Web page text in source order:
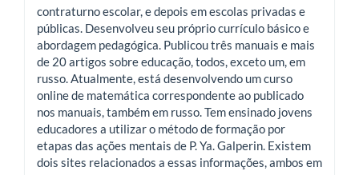
contraturno escolar, e depois em escolas privadas e
públicas. Desenvolveu seu próprio currículo básico e
abordagem pedagógica. Publicou três manuais e mais
de 20 artigos sobre educação, todos, exceto um, em
russo. Atualmente, está desenvolvendo um curso
online de matemática correspondente ao publicado
nos manuais, também em russo. Tem ensinado jovens
educadores a utilizar o método de formação por
etapas das ações mentais de P. Ya. Galperin. Existem
dois sites relacionados a essas informações, ambos em